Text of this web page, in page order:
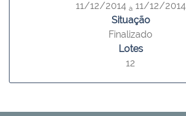
11/12/2014 à 11/12/2014
Situação
Finalizado
Lotes
12